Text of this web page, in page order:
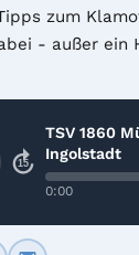
zum
- außer ein
15
TSV 1860
Ingolstadt
0:00